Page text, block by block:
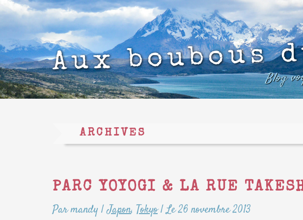
Aux boubousBlog
ARCHIVES
PARC YOYOGI & LA RUE
Par mandy|Japon, Tokyo|Le 26 novembre 2013